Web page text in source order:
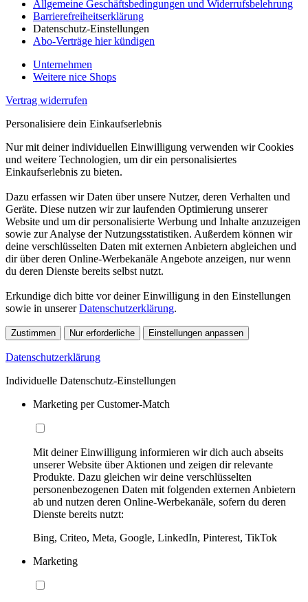
Allgemeine Geschäftsbedingungen und Widerrufsbelehrung
Barrierefreiheitserklärung
Datenschutz-Einstellungen
Abo-Verträge hier kündigen
Unternehmen
Weitere nice Shops
Vertrag widerrufen
Personalisiere dein Einkaufserlebnis
Nur mit deiner individuellen Einwilligung verwenden wir Cookies
und weitere Technologien, um dir ein personalisiertes
Einkaufserlebnis zu bieten.
Dazu erfassen wir Daten über unsere Nutzer, deren Verhalten und
Geräte. Diese nutzen wir zur laufenden Optimierung unserer
Website und um dir personalisierte Werbung und Inhalte anzuzeigen
sowie zur Analyse der Nutzungsstatistiken. Außerdem können wir
deine verschlüsselten Daten mit externen Anbietern abgleichen und
dir über deren Online-Werbekanäle Angebote anzeigen, nur wenn
du deren Dienste bereits selbst nutzt.
Erkundige dich bitte vor deiner Einwilligung in den Einstellungen
sowie in unsererDatenschutzerklärung.
Zustimmen Nur erforderliche Einstellungen anpassen
Datenschutzerklärung
Individuelle Datenschutz-Einstellungen
Marketing per Customer-Match
Mit deiner Einwilligung informieren wir dich auch abseits
unserer Website über Aktionen und zeigen dir relevante
Produkte. Dazu gleichen wir deine verschlüsselten
personenbezogenen Daten mit folgenden externen Anbietern
ab und nutzen deren Online-Werbekanäle, sofern du deren
Dienste bereits nutzt:
Bing, Criteo, Meta, Google, LinkedIn, Pinterest, TikTok
Marketing